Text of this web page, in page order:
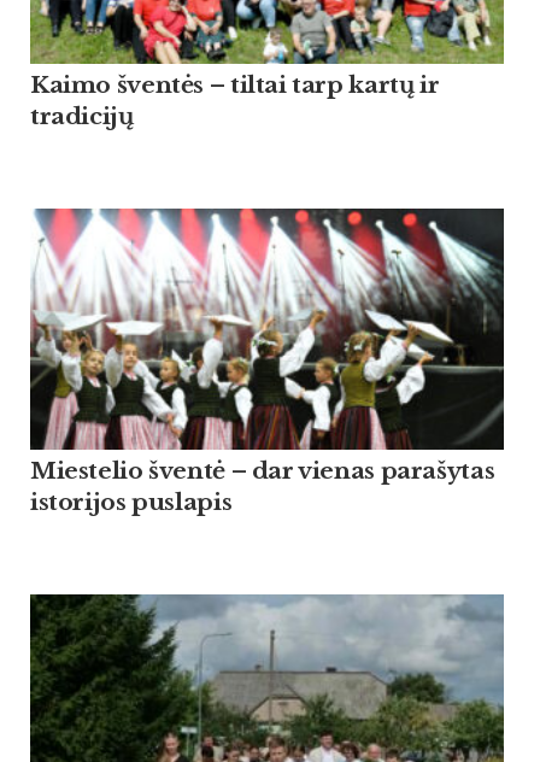
Kaimo šventės – tiltai tarp kartų ir
tradicijų
Miestelio šventė – dar vienas parašytas
istorijos puslapis